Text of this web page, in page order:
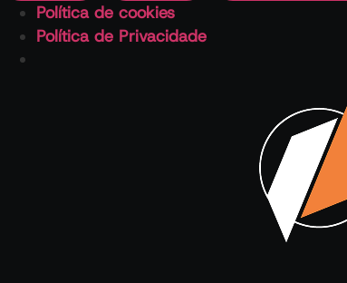
Política de cookies
Política de Privacidade